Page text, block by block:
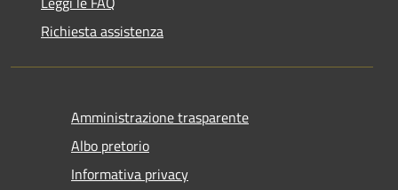
Richiesta assistenza
Amministrazione trasparente
Albo pretorio
Informativa privacy